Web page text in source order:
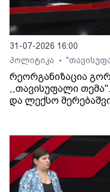
31-07-2026 16:00
პოლიტიკა
•
რეორგანიზაცია
,,თავისუფალი
და ლექსო